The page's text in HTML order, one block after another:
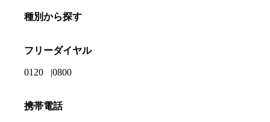
種別から探す
フリーダイヤル
0120 0800
携帯電話